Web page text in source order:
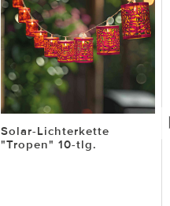
Solar-Lichterkette
"Tropen" 10-tlg.